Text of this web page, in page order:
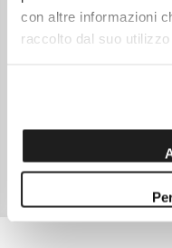
con altre informazioni
raccolto dal suo
Farina di grano tenero
mais ottofile macinata
allevamento a terra,
SKU
TIPO DI CONFEZIONE